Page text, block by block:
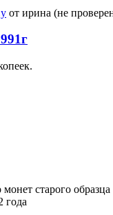
от ирина (не
старого
года